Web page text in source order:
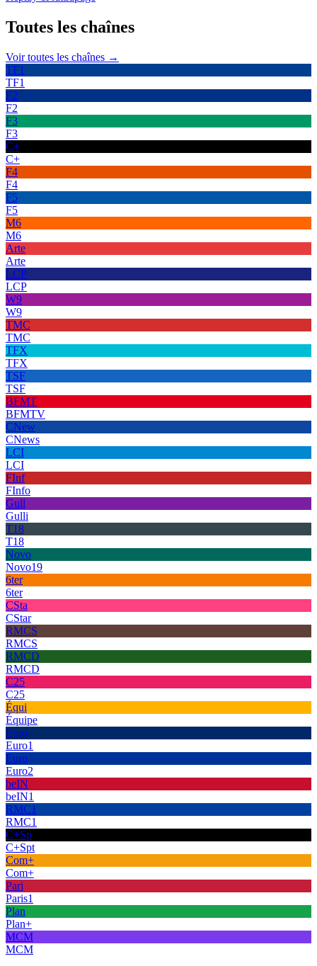
Toutes les chaînes
Voir toutes les chaînes →
TF1
TF1
F2
F2
F3
F3
C+
C+
F4
F4
F5
F5
M6
M6
Arte
Arte
LCP
LCP
W9
W9
TMC
TMC
TFX
TFX
TSF
TSF
BFMT
BFMTV
CNew
CNews
LCI
LCI
FInf
FInfo
Gull
Gulli
T18
T18
Novo
Novo19
6ter
6ter
CSta
CStar
RMCS
RMCS
RMCD
RMCD
C25
C25
Équi
Équipe
Euro
Euro1
Euro
Euro2
beIN
beIN1
RMC1
RMC1
C+Sp
C+Spt
Com+
Com+
Pari
Paris1
Plan
Plan+
MCM
MCM